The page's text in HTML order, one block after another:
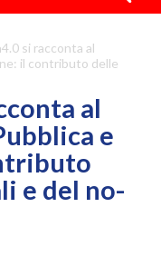
si racconta al
il contributo delle
al
e
e del no-